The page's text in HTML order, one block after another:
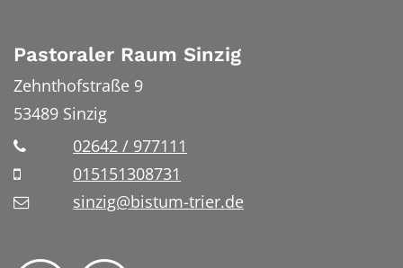
Pastoraler Raum Sinzig
Zehnthofstraße 9
53489 Sinzig
02642 / 977111
015151308731
sinzig@bistum-trier.de